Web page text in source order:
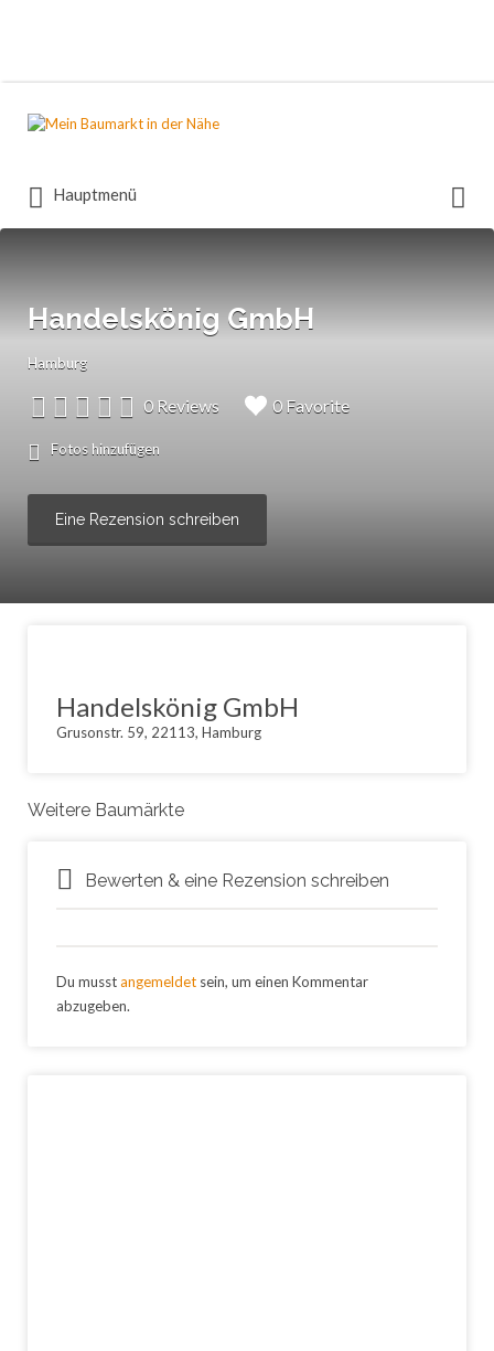
nach:
Hauptmenü
nach:
Handelskönig GmbH
Hamburg
0 Reviews 0 Favorite
Fotos hinzufügen
Eine Rezension schreiben
Handelskönig GmbH
Grusonstr. 59, 22113, Hamburg
Weitere Baumärkte
Bewerten & eine Rezension schreiben
Du musstangemeldet sein, um einen Kommentar
abzugeben.